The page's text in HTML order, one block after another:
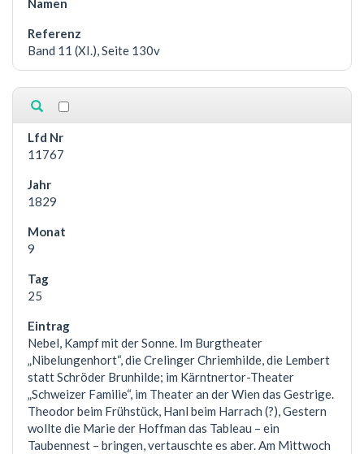
Band 11 (XI.), Seite 130v
11767
1829
9
25
Nebel, Kampf mit der Sonne. Im Burgtheater
„Nibelungenhort“, die Crelinger Chriemhilde, die Lembert
statt Schröder Brunhilde; im Kärntnertor-Theater
„Schweizer Familie“, im Theater an der Wien das Gestrige.
Theodor beim Frühstück, Hanl beim Harrach (?), Gestern
wollte die Marie der Hoffman das Tableau – ein
Taubennest – bringen, vertauschte es aber. Am Mittwoch